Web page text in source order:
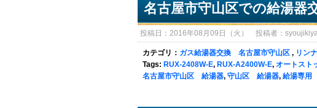
名古屋市守山区での給湯器
投稿日：2016年08月09日（火） 投稿者：
カテゴリ： ガス給湯器交換 名古屋市守山区 , リン
Tags: RUX-2408W-E, RUX-A2400W-E, オートスト
名古屋市守山区 給湯器, 守山区 給湯器, 給湯専用